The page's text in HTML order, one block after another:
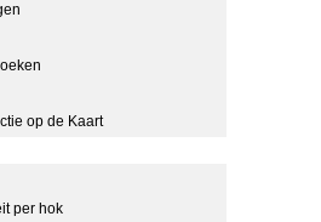
op de Kaart
per hok